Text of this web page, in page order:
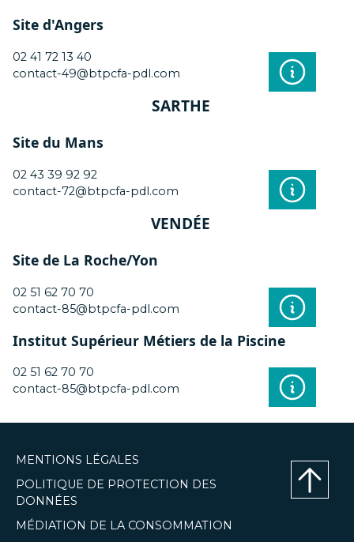
Site d'Angers
02 41 72 13 40
contact-49@btpcfa-pdl.com
SARTHE
Site du Mans
02 43 39 92 92
contact-72@btpcfa-pdl.com
VENDÉE
Site de La Roche/Yon
02 51 62 70 70
contact-85@btpcfa-pdl.com
Institut Supérieur Métiers de la Piscine
02 51 62 70 70
contact-85@btpcfa-pdl.com
MENTIONS LÉGALES
POLITIQUE DE PROTECTION DES
DONNÉES
MÉDIATION DE LA CONSOMMATION